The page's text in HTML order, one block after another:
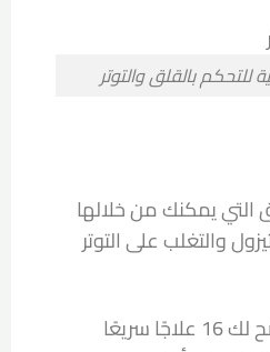
بالقلق والتوتر
التي يمكنك من خلالها
والتغلب على التوتر
وفيما يلي، نود أن نوضح لك 16 علاجًا سريعًا